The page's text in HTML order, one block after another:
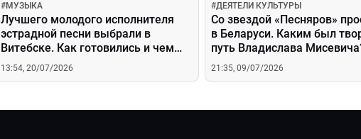
#МУЗЫКА
Лучшего молодого исполнителя
эстрадной песни выбрали в
Витебске. Как готовились и чем
удивляли артисты?
13:54, 20/07/2026
#ДЕЯТЕЛИ КУЛЬТУРЫ
Со звездой «Песняров»
в Беларуси. Каким был
путь Владислава
21:35, 09/07/2026